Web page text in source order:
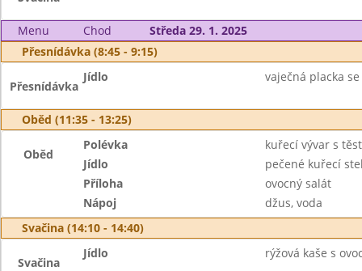
Menu Chod
Středa 29. 1. 2025
Přesnídávka (8:45 - 9:15)
Přesnídávka
Jídlo vaječná placka
Oběd (11:35 - 13:25)
Oběd
Polévka
kuřecí vývar s
Jídlo
pečené kuřecí
Příloha
ovocný salát
Nápoj
džus, voda
Svačina (14:10 - 14:40)
Svačina
Jídlo rýžová kaše s